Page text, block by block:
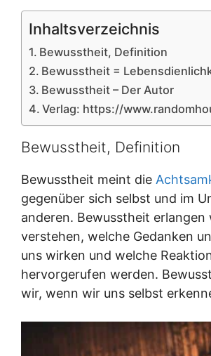
Inhaltsverzeichnis
Bewusstheit, Definition
Bewusstheit =
Bewusstheit – Der Autor
Verlag: https://
Bewusstheit, Definition
Bewusstheit meint die
gegenüber sich selbst und im
anderen. Bewusstheit
verstehen, welche Gedanken
uns wirken und welche
hervorgerufen werden.
wir, wenn wir uns selbst